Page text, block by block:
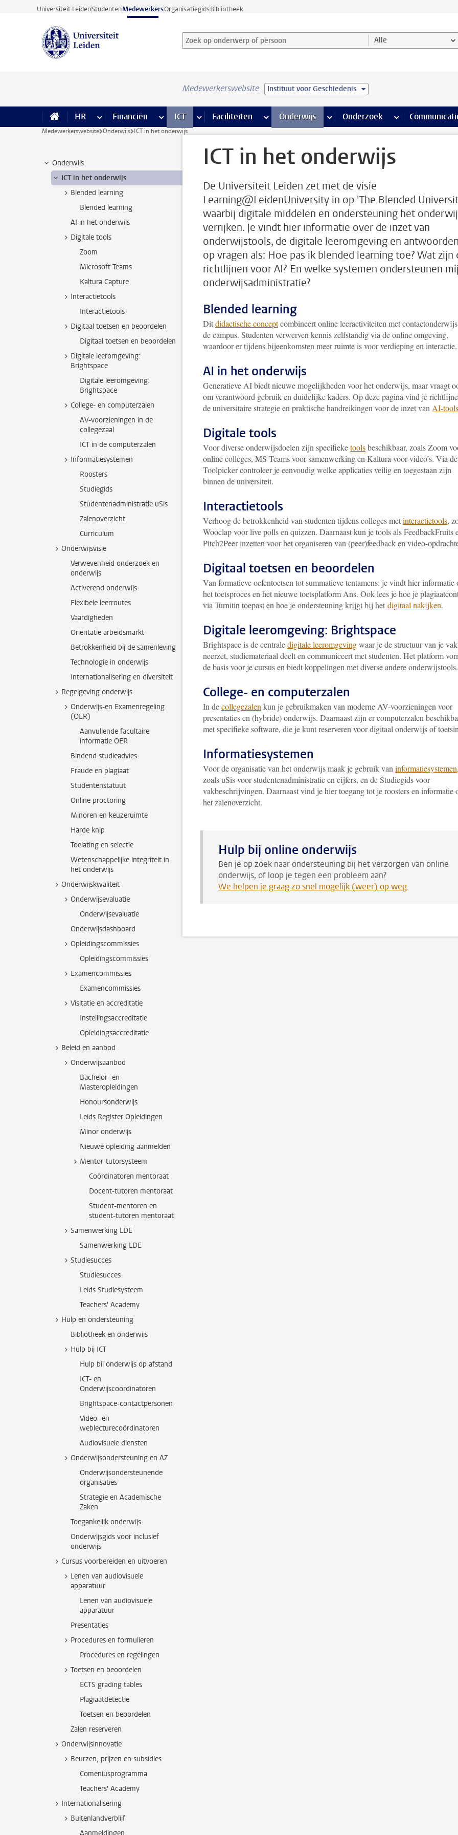
Ga direct naar de inhoud
Universiteit LeidenStudentenMedewerkersOrganisatiegidsBibliotheek
Zoek op onderwerp of persoon en selecteer categorie
Zoekterm Alle
Medewerkerswebsite Instituut voor Geschiedenis
HR meer HR pagina’s
Financiën meer Financiën pagina’s
ICT meer ICT pagina’s
Faciliteiten meer Faciliteiten pagina’s
Onderwijs meer Onderwijs pagina’s
Onderzoek meer Onderzoek
Medewerkerswebsite Onderwijs ICT in het onderwijs
Onderwijs
ICT in het onderwijs
Blended learning
Blended learning
AI in het onderwijs
Digitale tools
Zoom
Microsoft Teams
Kaltura Capture
Interactietools
Interactietools
Digitaal toetsen en beoordelen
Digitaal toetsen en beoordelen
Digitale leeromgeving:
Brightspace
Digitale leeromgeving:
Brightspace
College- en computerzalen
AV-voorzieningen in de
collegezaal
ICT in de computerzalen
Informatiesystemen
Roosters
Studiegids
Studentenadministratie uSis
Zalenoverzicht
Curriculum
Onderwijsvisie
Verwevenheid onderzoek en
onderwijs
Activerend onderwijs
Flexibele leerroutes
Vaardigheden
Oriëntatie arbeidsmarkt
Betrokkenheid bij de samenleving
Technologie in onderwijs
Internationalisering en diversiteit
Regelgeving onderwijs
Onderwijs-en Examenregeling
(OER)
Aanvullende facultaire
informatie OER
Bindend studieadvies
Fraude en plagiaat
Studentenstatuut
Online proctoring
Minoren en keuzeruimte
Harde knip
Toelating en selectie
Wetenschappelijke integriteit in
het onderwijs
Onderwijskwaliteit
Onderwijsevaluatie
Onderwijsevaluatie
Onderwijsdashboard
Opleidingscommissies
Opleidingscommissies
Examencommissies
Examencommissies
Visitatie en accreditatie
Instellingsaccreditatie
Opleidingsaccreditatie
Beleid en aanbod
Onderwijsaanbod
Bachelor- en
Masteropleidingen
Honoursonderwijs
Leids Register Opleidingen
Minor onderwijs
Nieuwe opleiding aanmelden
Mentor-tutorsysteem
Coördinatoren mentoraat
Docent-tutoren mentoraat
Student-mentoren en
student-tutoren mentoraat
Samenwerking LDE
Samenwerking LDE
Studiesucces
Studiesucces
Leids Studiesysteem
Teachers' Academy
Hulp en ondersteuning
Bibliotheek en onderwijs
Hulp bij ICT
Hulp bij onderwijs op afstand
ICT- en
Onderwijscoordinatoren
Brightspace-contactpersonen
Video- en
weblecturecoördinatoren
Audiovisuele diensten
Onderwijsondersteuning en AZ
Onderwijsondersteunende
organisaties
Strategie en Academische
Zaken
Toegankelijk onderwijs
Onderwijsgids voor inclusief
onderwijs
Cursus voorbereiden en uitvoeren
Lenen van audiovisuele
apparatuur
Lenen van audiovisuele
apparatuur
Presentaties
Procedures en formulieren
Procedures en regelingen
Toetsen en beoordelen
ECTS grading tables
Plagiaatdetectie
Toetsen en beoordelen
Zalen reserveren
Onderwijsinnovatie
Beurzen, prijzen en subsidies
Comeniusprogramma
Teachers' Academy
Internationalisering
Buitenlandverblijf
ICT in het onderwijs
De Universiteit Leiden zet met de visie
Learning@LeidenUniversity in op 'The Blended
waarbij digitale middelen en ondersteuning het
verrijken. Je vindt hier informatie over de inzet van
onderwijstools, de digitale leeromgeving en antwoorden
op vragen als: Hoe pas ik blended learning toe? Wat zijn
richtlijnen voor AI? En welke systemen ondersteunen
onderwijsadministratie?
Blended learning
Ditdidactische conceptcombineert online leeractiviteiten met
de campus. Studenten verwerven kennis zelfstandig via de online omgeving,
waardoor er tijdens bijeenkomsten meer ruimte is voor verdieping en interactie.
AI in het onderwijs
Generatieve AI biedt nieuwe mogelijkheden voor het onderwijs, maar vraagt
om verantwoord gebruik en duidelijke kaders. Op deze pagina vind je
de universitaire strategie en praktische handreikingen voor de inzet van AI-tools
Digitale tools
Voor diverse onderwijsdoelen zijn specifieketoolsbeschikbaar, zoals Zoom
online colleges, MS Teams voor samenwerking en Kaltura voor video’s. Via de
Toolpicker controleer je eenvoudig welke applicaties veilig en toegestaan zijn
binnen de universiteit.
Interactietools
Verhoog de betrokkenheid van studenten tijdens colleges metinteractietools,
Wooclap voor live polls en quizzen. Daarnaast kun je tools als FeedbackFruits
Pitch2Peer inzetten voor het organiseren van (peer)feedback en video-
Digitaal toetsen en beoordelen
Van formatieve oefentoetsen tot summatieve tentamens: je vindt hier informatie
het toetsproces en het nieuwe toetsplatform Ans. Ook lees je hoe je
via Turnitin toepast en hoe je ondersteuning krijgt bij het digitaal nakijken.
Digitale leeromgeving: Brightspace
Brightspace is de centraledigitale leeromgevingwaar je de structuur van je vak
neerzet, studiemateriaal deelt en communiceert met studenten. Het platform
de basis voor je cursus en biedt koppelingen met diverse andere onderwijstools.
College- en computerzalen
In decollegezalen kun je gebruikmaken van moderne AV-voorzieningen voor
presentaties en (hybride) onderwijs. Daarnaast zijn er computerzalen
met specifieke software, die je kunt reserveren voor digitaal onderwijs of
Informatiesystemen
Voor de organisatie van het onderwijs maak je gebruik van informatiesystemen,
zoals uSis voor studentenadministratie en cijfers, en de Studiegids voor
vakbeschrijvingen. Daarnaast vind je hier toegang tot je roosters en informatie
het zalenoverzicht.
Hulp bij online onderwijs
Ben je op zoek naar ondersteuning bij het verzorgen van online
onderwijs, of loop je tegen een probleem aan?
We helpen je graag zo snel mogelijk (weer) op weg.